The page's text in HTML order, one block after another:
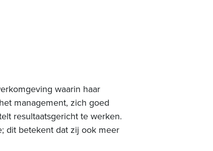
waarin haar
management, zich goed
resultaatsgericht te werken.
dit betekent dat zij ook meer